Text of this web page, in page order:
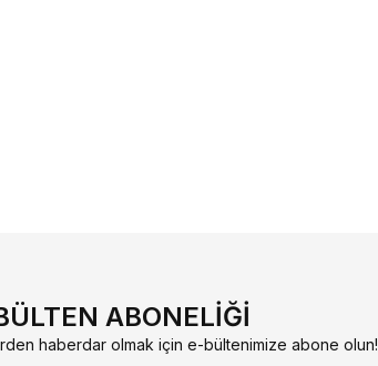
ABONELIĞI
haberdar olmak için e-bültenimize abone olun!